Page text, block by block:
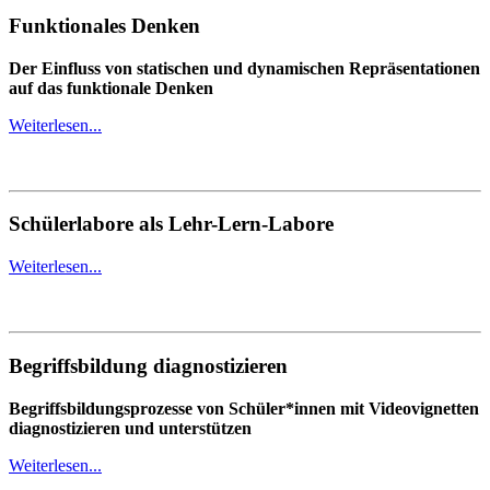
Funktionales Denken
Der Einfluss von statischen und dynamischen Repräsentationen
auf das funktionale Denken
Weiterlesen...
Schülerlabore als Lehr-Lern-Labore
Weiterlesen...
Begriffsbildung diagnostizieren
Begriffsbildungsprozesse von Schüler*innen mit Videovignetten
diagnostizieren und unterstützen
Weiterlesen...